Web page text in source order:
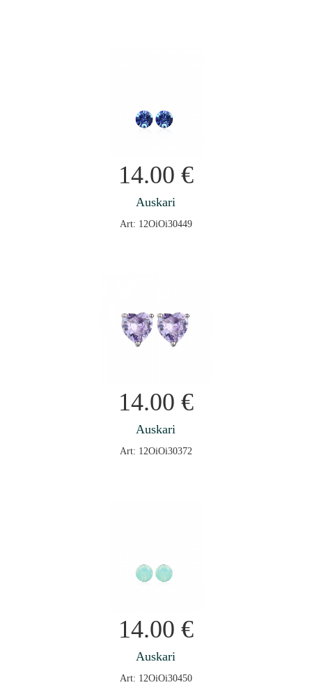
14.00 €
Auskari
Art: 12OiOi30449
14.00 €
Auskari
Art: 12OiOi30372
14.00 €
Auskari
Art: 12OiOi30450